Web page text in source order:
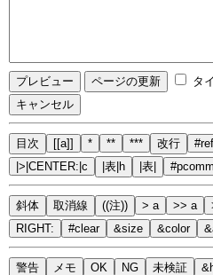
タ
目次 [[a]] * ** *** 改行 #ref
|>|CENTER:|c
|表|h |表|
斜体 取消線 ((注)) > a >> a
RIGHT:
#clear &size &color
警告 メモ OK NG 未検証